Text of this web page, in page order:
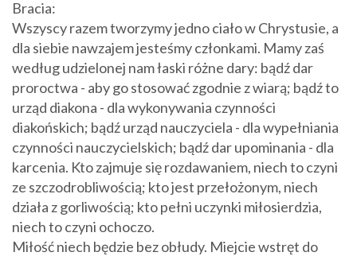
Bracia:
Wszyscy razem tworzymy jedno ciało w Chrystusie, a
dla siebie nawzajem jesteśmy członkami. Mamy zaś
według udzielonej nam łaski różne dary: bądź dar
proroctwa - aby go stosować zgodnie z wiarą; bądź to
urząd diakona - dla wykonywania czynności
diakońskich; bądź urząd nauczyciela - dla wypełniania
czynności nauczycielskich; bądź dar upominania - dla
karcenia. Kto zajmuje się rozdawaniem, niech to czyni
ze szczodrobliwością; kto jest przełożonym, niech
działa z gorliwością; kto pełni uczynki miłosierdzia,
niech to czyni ochoczo.
Miłość niech będzie bez obłudy. Miejcie wstręt do